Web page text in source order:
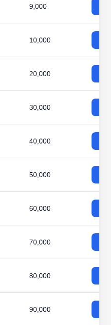
9,000
10,000
20,000
30,000
40,000
50,000
60,000
70,000
80,000
90,000